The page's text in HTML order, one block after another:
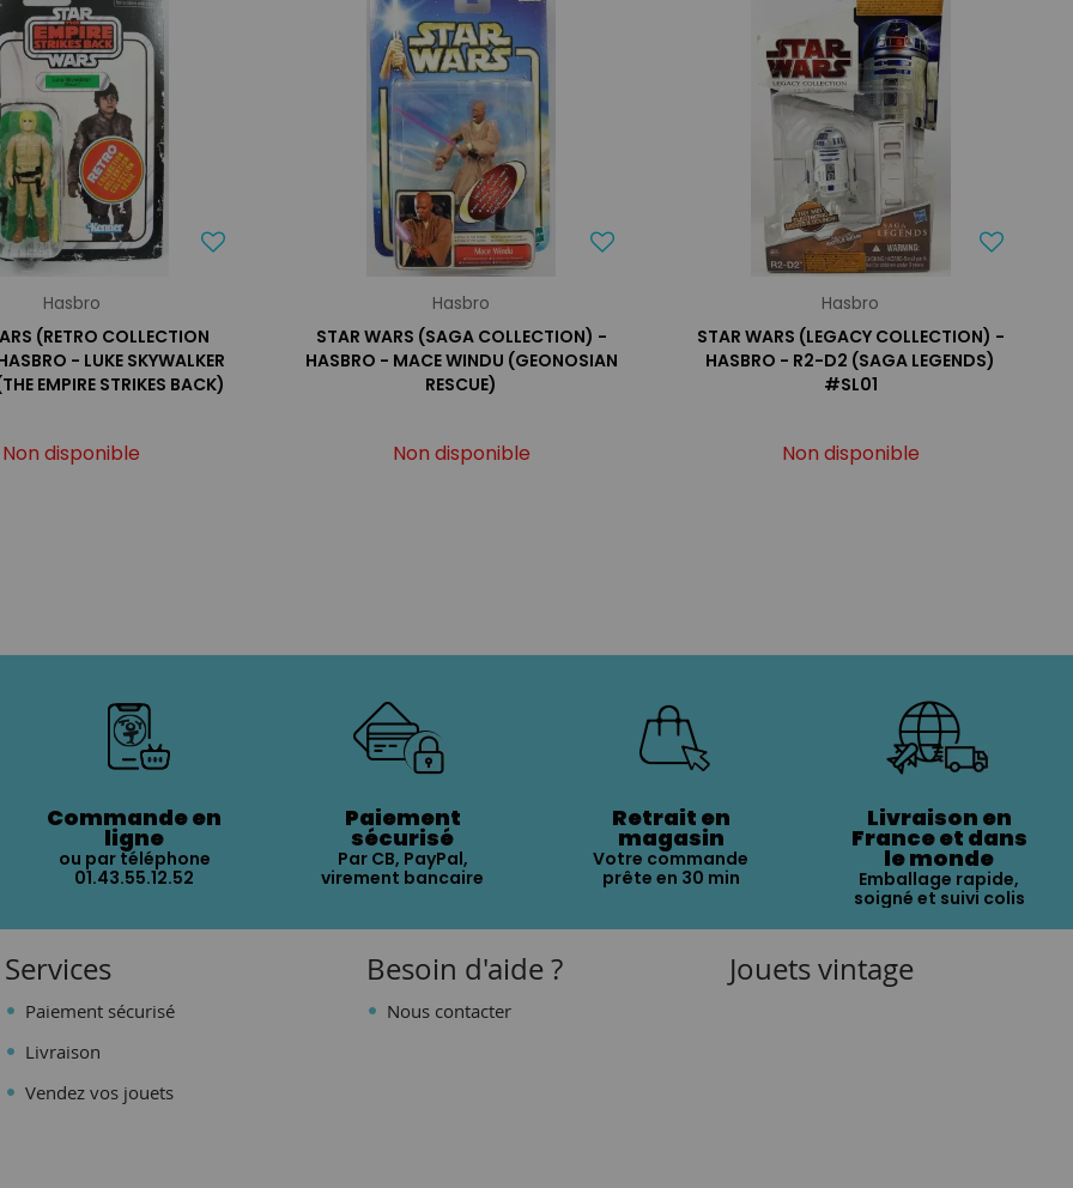
Hasbro
(RETRO COLLECTION
- LUKE SKYWALKER
EMPIRE STRIKES BACK)
Non disponible
Hasbro
STAR WARS (SAGA COLLECTION) -
HASBRO - MACE WINDU (GEONOSIAN
RESCUE)
Non disponible
Hasbro
STAR WARS (LEGACY COLLECTION) -
HASBRO - R2-D2 (SAGA LEGENDS)
#SL01
Non disponible
Commande en
ligne
ou par téléphone
01.43.55.12.52
Paiement
sécurisé
Par CB, PayPal,
virement bancaire
Retrait en
magasin
Votre commande
prête en 30 min
Livraison en
France et dans
le monde
Emballage rapide,
soigné et suivi colis
Services
Paiement sécurisé
Livraison
Vendez vos jouets
Besoin d'aide ?
Nous contacter
Jouets vintage